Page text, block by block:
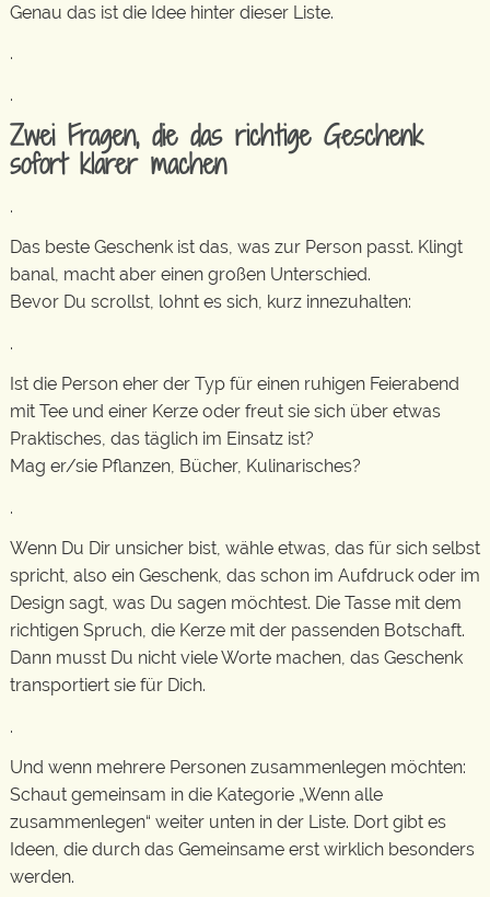
Genau das ist die Idee hinter dieser Liste.
.
.
Zwei Fragen, die das richtige Geschenk
sofort klarer machen
.
Das beste Geschenk ist das, was zur Person passt. Klingt
banal, macht aber einen großen Unterschied.
Bevor Du scrollst, lohnt es sich, kurz innezuhalten:
.
Ist die Person eher der Typ für einen ruhigen Feierabend
mit Tee und einer Kerze oder freut sie sich über etwas
Praktisches, das täglich im Einsatz ist?
Mag er/sie Pflanzen, Bücher, Kulinarisches?
.
Wenn Du Dir unsicher bist, wähle etwas, das für sich selbst
spricht, also ein Geschenk, das schon im Aufdruck oder im
Design sagt, was Du sagen möchtest. Die Tasse mit dem
richtigen Spruch, die Kerze mit der passenden Botschaft.
Dann musst Du nicht viele Worte machen, das Geschenk
transportiert sie für Dich.
.
Und wenn mehrere Personen zusammenlegen möchten:
Schaut gemeinsam in die Kategorie „Wenn alle
zusammenlegen“ weiter unten in der Liste. Dort gibt es
Ideen, die durch das Gemeinsame erst wirklich besonders
werden.